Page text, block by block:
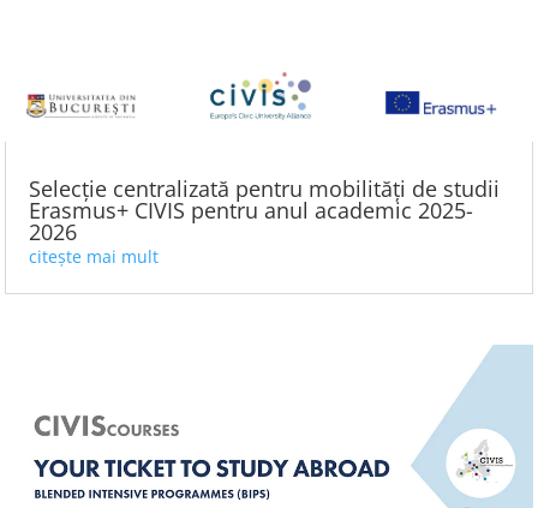
Selecție centralizată pentru mobilități de studii
Erasmus+ CIVIS pentru anul academic 2025-
2026
citește mai mult